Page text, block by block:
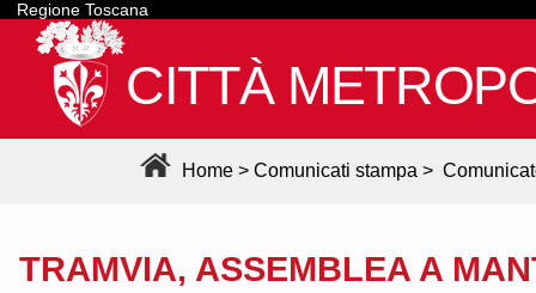
Regione Toscana
CITTÀ
Home > Comunicati stampa >
TRAMVIA, ASSEMBLEA A